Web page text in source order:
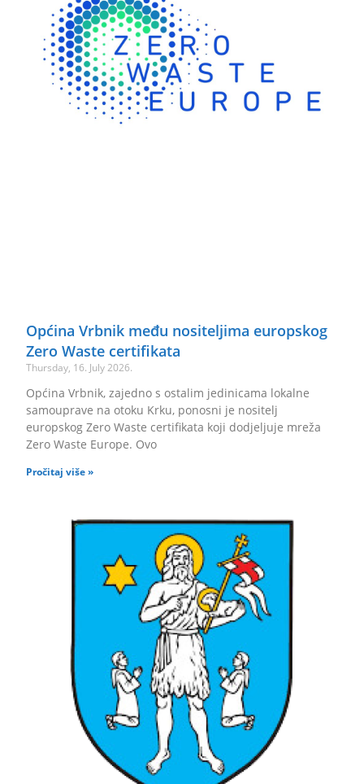
Općina Vrbnik među nositeljima europskog
Zero Waste certifikata
Thursday, 16. July 2026.
Općina Vrbnik, zajedno s ostalim jedinicama lokalne
samouprave na otoku Krku, ponosni je nositelj
europskog Zero Waste certifikata koji dodjeljuje mreža
Zero Waste Europe. Ovo
Pročitaj više »